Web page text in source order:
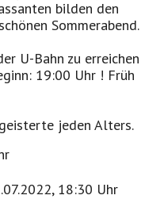
bilden den
Sommerabend.
U-Bahn zu erreichen
19:00 Uhr ! Früh
jeden Alters.
18:30 Uhr